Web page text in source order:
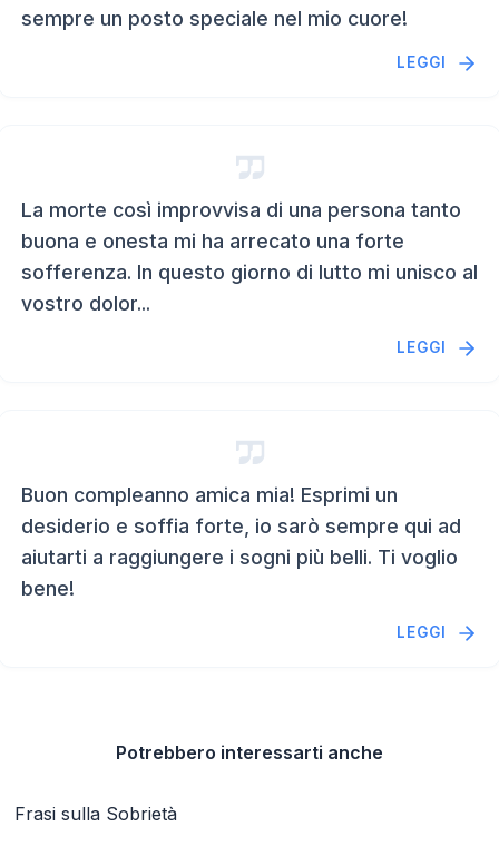
sempre un posto speciale nel mio cuore!
LEGGI
La morte così improvvisa di una persona tanto
buona e onesta mi ha arrecato una forte
sofferenza. In questo giorno di lutto mi unisco al
vostro dolor...
LEGGI
Buon compleanno amica mia! Esprimi un
desiderio e soffia forte, io sarò sempre qui ad
aiutarti a raggiungere i sogni più belli. Ti voglio
bene!
LEGGI
Potrebbero interessarti anche
Frasi sulla Sobrietà